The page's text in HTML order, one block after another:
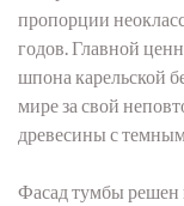
пропорции
годов. Главной
шпона карельской
мире за свой
древесины с
Фасад тумбы решен